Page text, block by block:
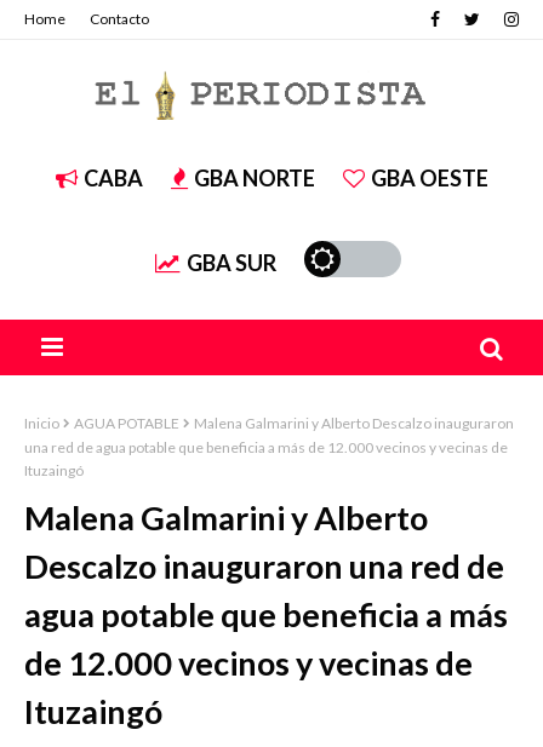
Home Contacto
CABA GBA NORTE GBA OESTE
GBA SUR
Inicio AGUA POTABLE
Malena Galmarini y Alberto Descalzo inauguraron
una red de agua potable que beneficia a más de 12.000 vecinos y vecinas de
Ituzaingó
Malena Galmarini y Alberto
Descalzo inauguraron una red de
agua potable que beneficia a más
de 12.000 vecinos y vecinas de
Ituzaingó